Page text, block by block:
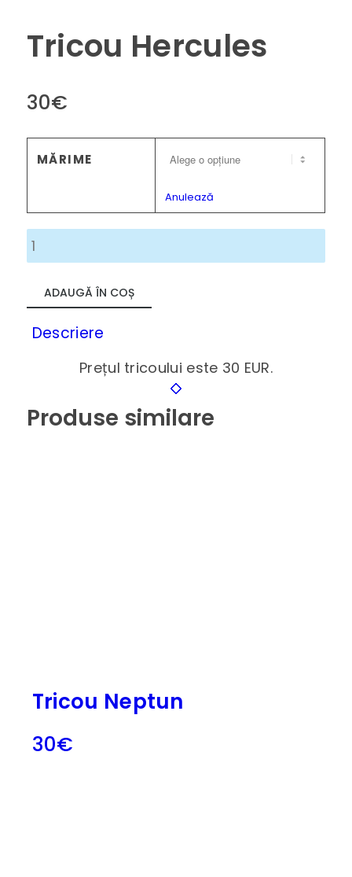
Tricou Hercules
30€
MĂRIME
Anulează
Cantitate
Tricou
ADAUGĂ ÎN COȘ
Descriere
Prețul tricoului este 30 EUR.
Produse similare
Tricou Neptun
30€